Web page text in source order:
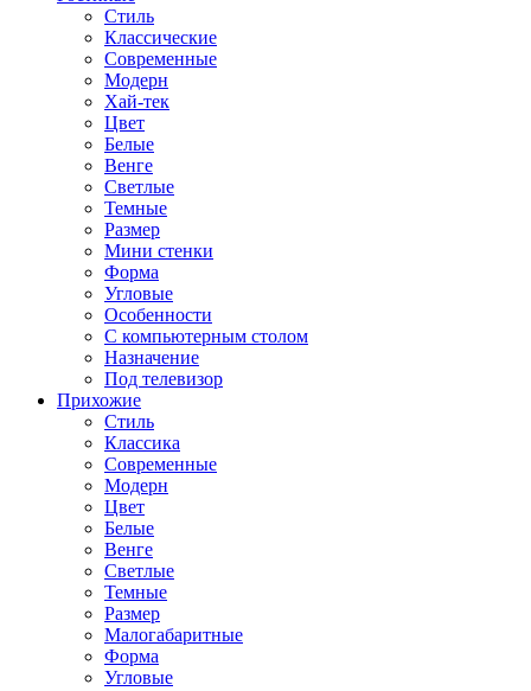
Стиль
Классические
Современные
Модерн
Хай-тек
Цвет
Белые
Венге
Светлые
Темные
Размер
Мини стенки
Форма
Угловые
Особенности
С компьютерным столом
Назначение
Под телевизор
Прихожие
Стиль
Классика
Современные
Модерн
Цвет
Белые
Венге
Светлые
Темные
Размер
Малогабаритные
Форма
Угловые